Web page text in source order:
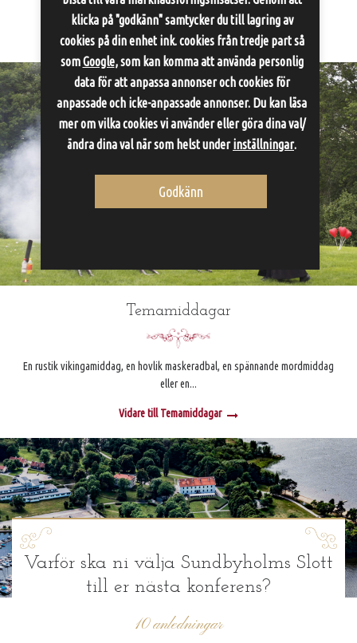
Aktiviteter för de små sällskapen.
Vidare till Enskilda aktiviteter
Temamiddagar
En rustik vikingamiddag, en hovlik maskeradbal, en spännande mordmiddag
eller en...
Vidare till Temamiddagar
Varför ska ni välja Sundbyholms Slott
till er nästa konferens?
10 anledningar
klicka på "godkänn" samtycker du till lagring av
cookies på din enhet ink. cookies från tredje part så
somGoogle, som kan komma att använda personlig
data för att anpassa annonser och cookies för
anpassade och icke-anpassade annonser. Du kan läsa
mer om vilka cookies vi använder eller göra dina val/
ändra dina val när som helst underinställningar.
Godkänn